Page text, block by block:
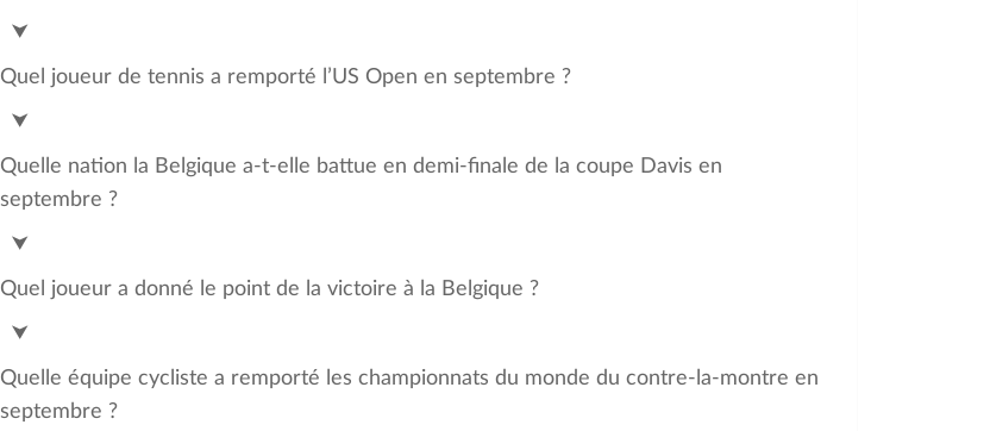
Flavia Pennetta
⮟
Quel joueur de tennis a remporté l’US Open en septembre ?
Novak Djokovic
⮟
Quelle nation la Belgique a-t-elle battue en demi-finale de la coupe Davis en
septembre ?
Argentine
⮟
Quel joueur a donné le point de la victoire à la Belgique ?
Steve Darcis
⮟
Quelle équipe cycliste a remporté les championnats du monde du contre-la-montre en
septembre ?